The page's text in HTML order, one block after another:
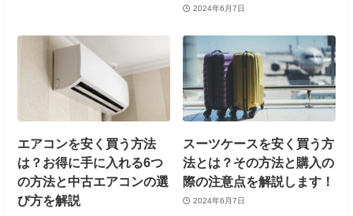
2024年6月7日
エアコンを安く買う方法
は？お得に手に入れる6つ
の方法と中古エアコンの選
び方を解説
スーツケースを安く買う方
法とは？その方法と購入の
際の注意点を解説します！
2024年6月7日